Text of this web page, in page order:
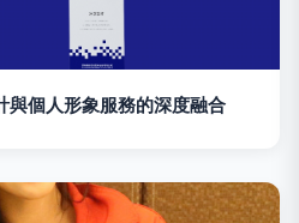
與個人形象服務的深度融合